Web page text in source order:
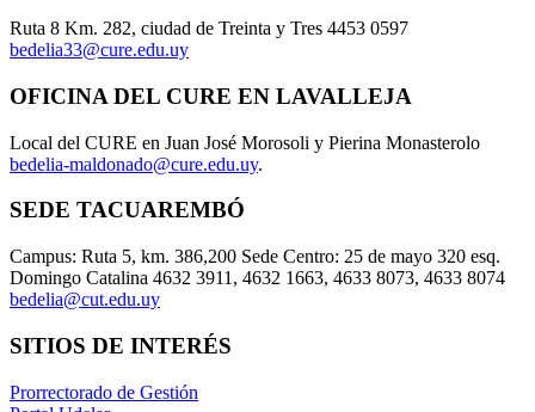
Ruta 8 Km. 282, ciudad de Treinta y Tres 4453 0597
bedelia33@cure.edu.uy
OFICINA DEL CURE EN LAVALLEJA
Local del CURE en Juan José Morosoli y Pierina Monasterolo
bedelia-maldonado@cure.edu.uy.
SEDE TACUAREMBÓ
Campus: Ruta 5, km. 386,200 Sede Centro: 25 de mayo 320 esq.
Domingo Catalina 4632 3911, 4632 1663, 4633 8073, 4633 8074
bedelia@cut.edu.uy
SITIOS DE INTERÉS
Prorrectorado de Gestión